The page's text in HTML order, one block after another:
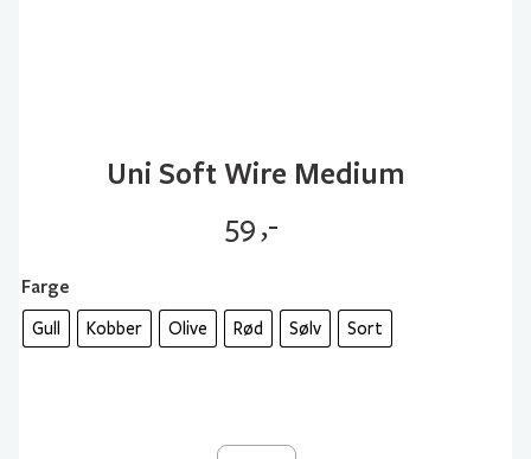
Uni Soft Wire Medium
59,-
Farge
Gull Kobber Olive Rød Sølv Sort